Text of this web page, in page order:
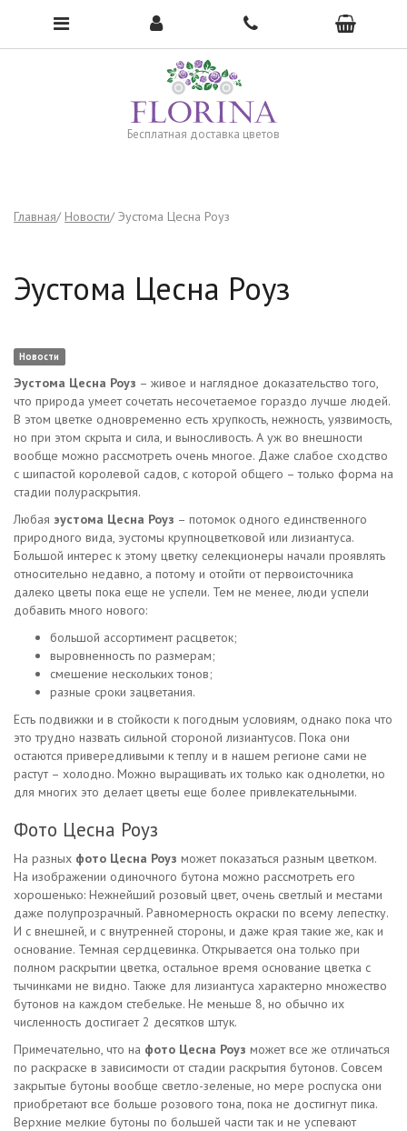
Бесплатная доставка цветов
Чтобы открыть меню, нажмите сюда →
Главная Новости Эустома Цесна Роуз
Эустома Цесна Роуз
Новости
Эустома Цесна Роуз – живое и наглядное доказательство того,
что природа умеет сочетать несочетаемое гораздо лучше людей.
В этом цветке одновременно есть хрупкость, нежность, уязвимость,
но при этом скрыта и сила, и выносливость. А уж во внешности
вообще можно рассмотреть очень многое. Даже слабое сходство
с шипастой королевой садов, с которой общего – только форма на
стадии полураскрытия.
Любая эустома Цесна Роуз – потомок одного единственного
природного вида, эустомы крупноцветковой или лизиантуса.
Большой интерес к этому цветку селекционеры начали проявлять
относительно недавно, а потому и отойти от первоисточника
далеко цветы пока еще не успели. Тем не менее, люди успели
добавить много нового:
большой ассортимент расцветок;
выровненность по размерам;
смешение нескольких тонов;
разные сроки зацветания.
Есть подвижки и в стойкости к погодным условиям, однако пока что
это трудно назвать сильной стороной лизиантусов. Пока они
остаются привередливыми к теплу и в нашем регионе сами не
растут – холодно. Можно выращивать их только как однолетки, но
для многих это делает цветы еще более привлекательными.
Фото Цесна Роуз
На разных фото Цесна Роуз может показаться разным цветком.
На изображении одиночного бутона можно рассмотреть его
хорошенько: Нежнейший розовый цвет, очень светлый и местами
даже полупрозрачный. Равномерность окраски по всему лепестку.
И с внешней, и с внутренней стороны, и даже края такие же, как и
основание. Темная сердцевинка. Открывается она только при
полном раскрытии цветка, остальное время основание цветка с
тычинками не видно. Также для лизиантуса характерно множество
бутонов на каждом стебельке. Не меньше 8, но обычно их
численность достигает 2 десятков штук.
Примечательно, что на фото Цесна Роуз может все же отличаться
по раскраске в зависимости от стадии раскрытия бутонов. Совсем
закрытые бутоны вообще светло-зеленые, но мере роспуска они
приобретают все больше розового тона, пока не достигнут пика.
Верхние мелкие бутоны по большей части так и не успевают